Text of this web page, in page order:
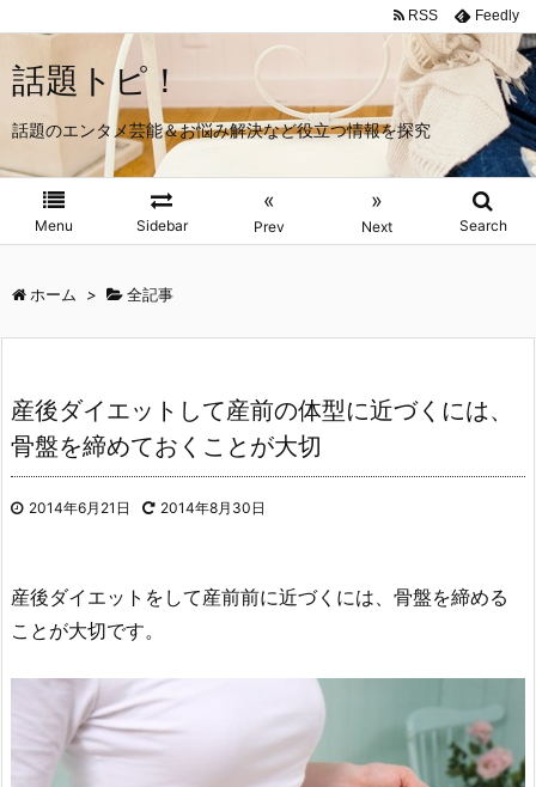
話題トピ！
話題のエンタメ芸能＆お悩み解決など役立つ情報を探究
Menu Sidebar
«
Prev
»
Next Search
RSS Feedly
ホーム > 全記事
産後ダイエットして産前の体型に近づくには、
骨盤を締めておくことが大切
2014年6月21日 2014年8月30日
産後ダイエットをして産前前に近づくには、骨盤を締める
ことが大切です。